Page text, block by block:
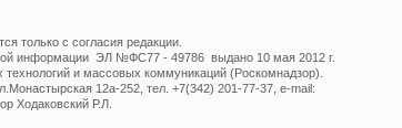
только с согласия редакции.
информации ЭЛ №ФС77 - 49786 выдано 10 мая 2012 г.
и массовых коммуникаций (Роскомнадзор).
12а-252, тел. +7(342) 201-77-37, e-mail:
Ходаковский Р.Л.